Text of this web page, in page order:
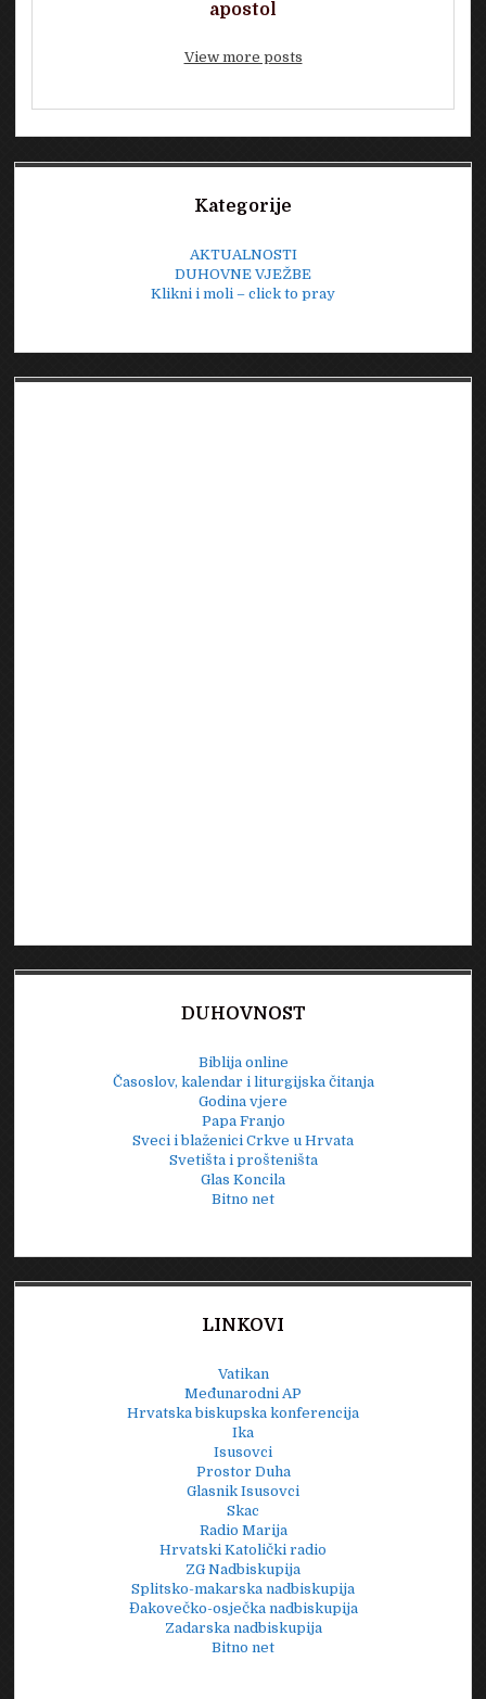
apostol
View more posts
Kategorije
AKTUALNOSTI
DUHOVNE VJEŽBE
Klikni i moli – click to pray
DUHOVNOST
Biblija online
Časoslov, kalendar i liturgijska čitanja
Godina vjere
Papa Franjo
Sveci i blaženici Crkve u Hrvata
Svetišta i prošteništa
Glas Koncila
Bitno net
LINKOVI
Vatikan
Međunarodni AP
Hrvatska biskupska konferencija
Ika
Isusovci
Prostor Duha
Glasnik Isusovci
Skac
Radio Marija
Hrvatski Katolički radio
ZG Nadbiskupija
Splitsko-makarska nadbiskupija
Đakovečko-osječka nadbiskupija
Zadarska nadbiskupija
Bitno net